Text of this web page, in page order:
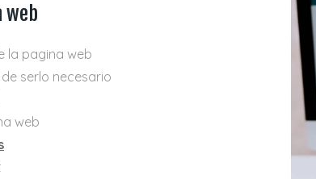
web
la pagina web
serlo necesario
web